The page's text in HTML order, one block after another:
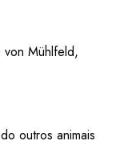
Mühlfeld,
outros animais